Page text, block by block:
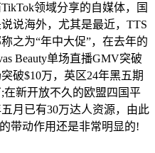
领域分享的自媒体，国
说海外，尤其是最近，TTS
之为“年中大促”，在去年的
Beauty单场直播GMV突破
破$10万，英区24年黑五期
新开放不久的欧盟四国平
月已有30万达人资源，由此
带动作用还是非常明显的!